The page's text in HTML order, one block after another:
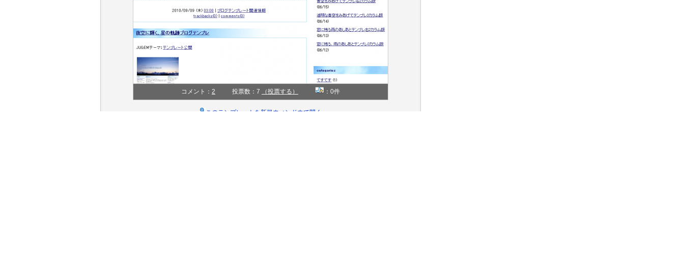
コメント： 2 投票数：7 （投票する） ：0件
このテンプレートを新規ウィンドウで開く